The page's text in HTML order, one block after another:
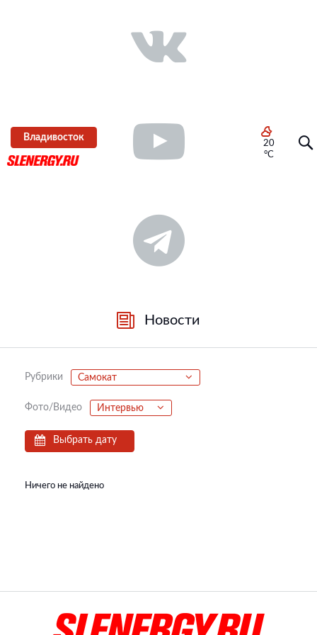
Владивосток
20
°C
Новости
Рубрики Самокат
Фото/Видео Интервью
Выбрать дату
Ничего не найдено